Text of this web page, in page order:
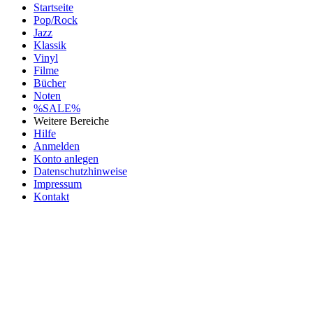
Startseite
Pop/Rock
Jazz
Klassik
Vinyl
Filme
Bücher
Noten
%SALE%
Weitere Bereiche
Hilfe
Anmelden
Konto anlegen
Datenschutzhinweise
Impressum
Kontakt